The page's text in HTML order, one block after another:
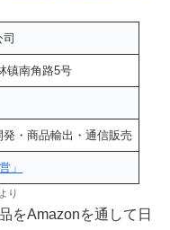
镇南角路5号
・商品輸出・通信販売
」
り
をAmazonを通して日